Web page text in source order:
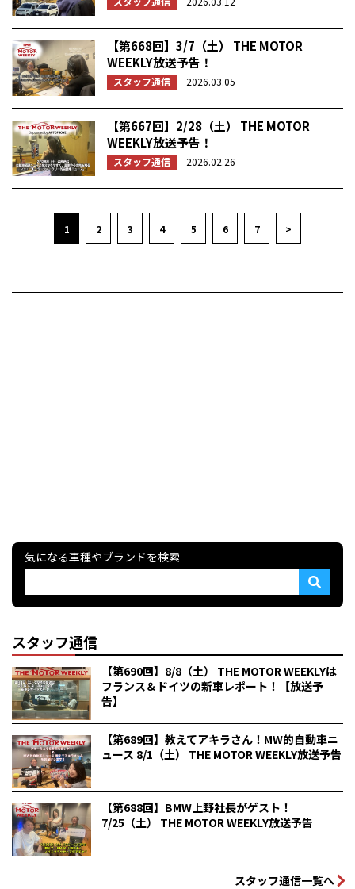
【第668回】3/7（土） THE MOTOR
WEEKLY放送予告！
スタッフ通信 2026.03.05
【第667回】2/28（土） THE MOTOR
WEEKLY放送予告！
スタッフ通信 2026.02.26
1 2 3 4 5 6 7 >
気になる車種やブランドを検索
スタッフ通信
【第690回】8/8（土） THE MOTOR WEEKLYは
フランス＆ドイツの新車レポート！【放送予
告】
【第689回】教えてアキラさん！MW的自動車ニ
ュース 8/1（土） THE MOTOR WEEKLY放送予告
【第688回】BMW上野社長がゲスト！
7/25（土） THE MOTOR WEEKLY放送予告
スタッフ通信一覧へ